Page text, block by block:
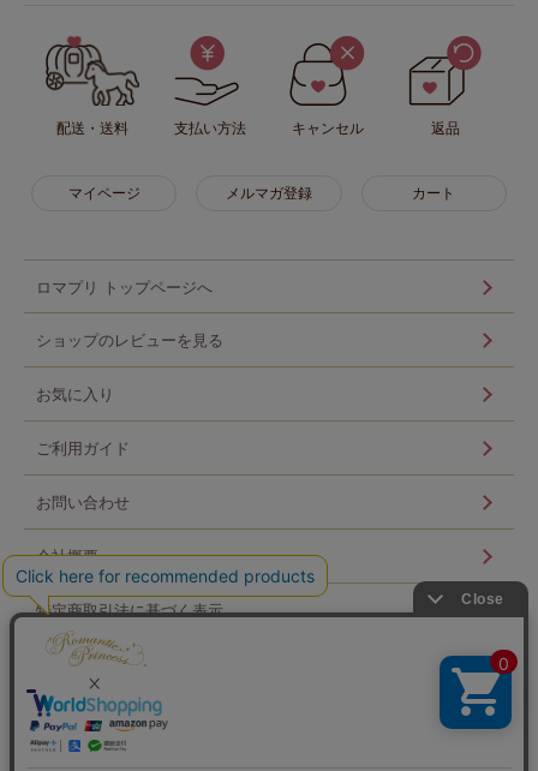
配送・送料 支払い方法 キャンセル 返品
マイページ メルマガ登録 カート
ロマプリ トップページへ
ショップのレビューを見る
お気に入り
ご利用ガイド
お問い合わせ
会社概要
特定商取引法に基づく表示
個人情報の取扱い
ログイン